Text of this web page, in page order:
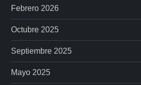
Febrero 2026
Octubre 2025
Septiembre 2025
Mayo 2025